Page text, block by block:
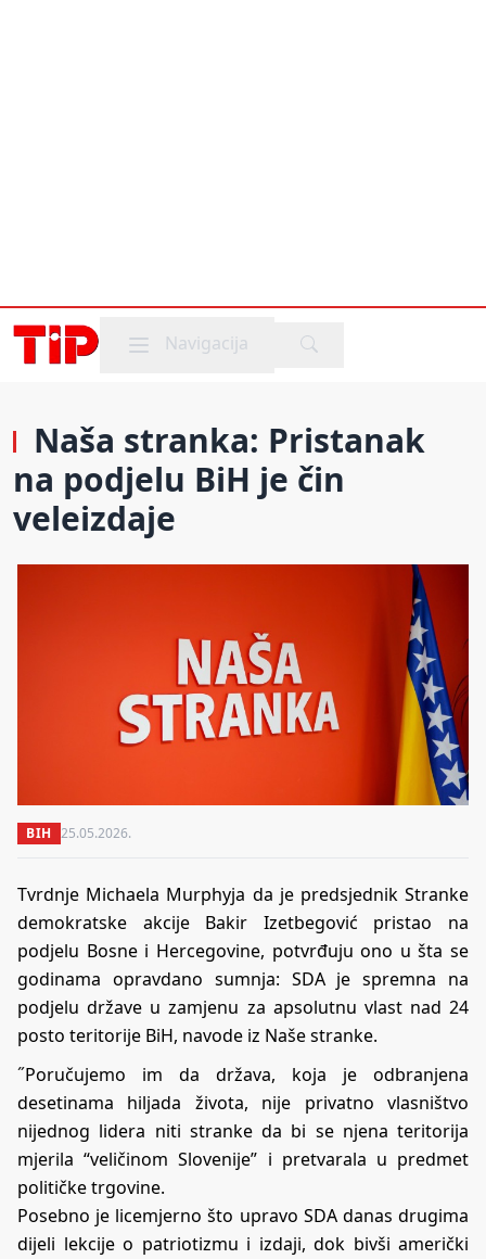
Mobile menu
Navigacija
Naša stranka: Pristanak
na podjelu BiH je čin
veleizdaje
BIH 25.05.2026.
Tvrdnje Michaela Murphyja da je predsjednik Stranke
demokratske akcije Bakir Izetbegović pristao na
podjelu Bosne i Hercegovine, potvrđuju ono u šta se
godinama opravdano sumnja: SDA je spremna na
podjelu države u zamjenu za apsolutnu vlast nad 24
posto teritorije BiH, navode iz Naše stranke.
˝Poručujemo im da država, koja je odbranjena
desetinama hiljada života, nije privatno vlasništvo
nijednog lidera niti stranke da bi se njena teritorija
mjerila “veličinom Slovenije” i pretvarala u predmet
političke trgovine.
Posebno je licemjerno što upravo SDA danas drugima
dijeli lekcije o patriotizmu i izdaji, dok bivši američki